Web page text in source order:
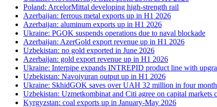
Poland: ArcelorMittal developing high-strength rail
Azerbaijan: ferrous metal exports up in H1 2026
Azerbaijan: aluminum exports up in H1 2026
Ukraine: PGOK suspends operations due to naval blockade
Azerbaijan: AzerGold export revenue up in H1 2026
Uzbekistan: no gold exported in June 2026
Azerbaijan: gold export revenue up in H1 2026
Ukraine: Interpipe expands INTREPID product line with
Uzbekistan: Navoiyuran output up in H1 2026
Ukraine: SkhidGOK saves over UAH 32 million in four
Uzbekistan: Uzmetkombinat and Citi agree on capital markets
Kyrgyzstan: coal exports up in January-May 2026